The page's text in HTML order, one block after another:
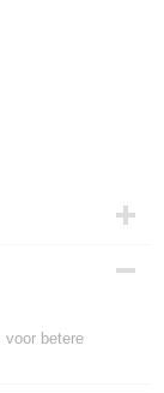
voor betere